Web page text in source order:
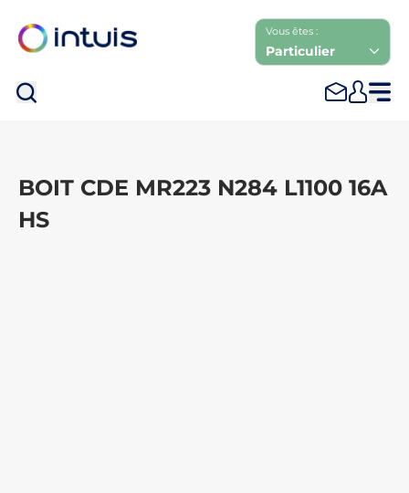
Vous êtes :
Particulier
BOIT CDE MR223 N284 L1100 16A
HS